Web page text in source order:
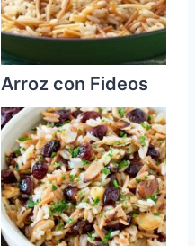
Arroz con Fideos